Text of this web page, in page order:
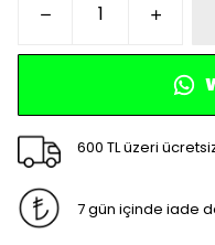
600 TL üzeri
7 gün içinde iade